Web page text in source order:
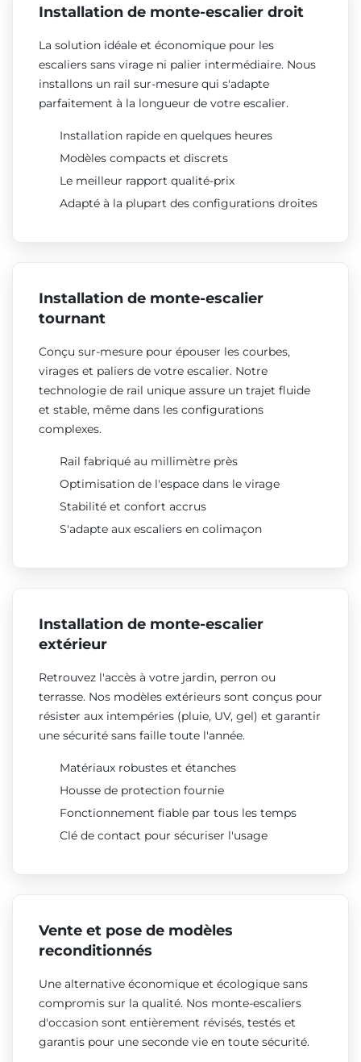
Installation de monte-escalier droit
La solution idéale et économique pour les
escaliers sans virage ni palier intermédiaire. Nous
installons un rail sur-mesure qui s'adapte
parfaitement à la longueur de votre escalier.
Installation rapide en quelques heures
Modèles compacts et discrets
Le meilleur rapport qualité-prix
Adapté à la plupart des configurations droites
Installation de monte-escalier
tournant
Conçu sur-mesure pour épouser les courbes,
virages et paliers de votre escalier. Notre
technologie de rail unique assure un trajet fluide
et stable, même dans les configurations
complexes.
Rail fabriqué au millimètre près
Optimisation de l'espace dans le virage
Stabilité et confort accrus
S'adapte aux escaliers en colimaçon
Installation de monte-escalier
extérieur
Retrouvez l'accès à votre jardin, perron ou
terrasse. Nos modèles extérieurs sont conçus pour
résister aux intempéries (pluie, UV, gel) et garantir
une sécurité sans faille toute l'année.
Matériaux robustes et étanches
Housse de protection fournie
Fonctionnement fiable par tous les temps
Clé de contact pour sécuriser l'usage
Vente et pose de modèles
reconditionnés
Une alternative économique et écologique sans
compromis sur la qualité. Nos monte-escaliers
d'occasion sont entièrement révisés, testés et
garantis pour une seconde vie en toute sécurité.